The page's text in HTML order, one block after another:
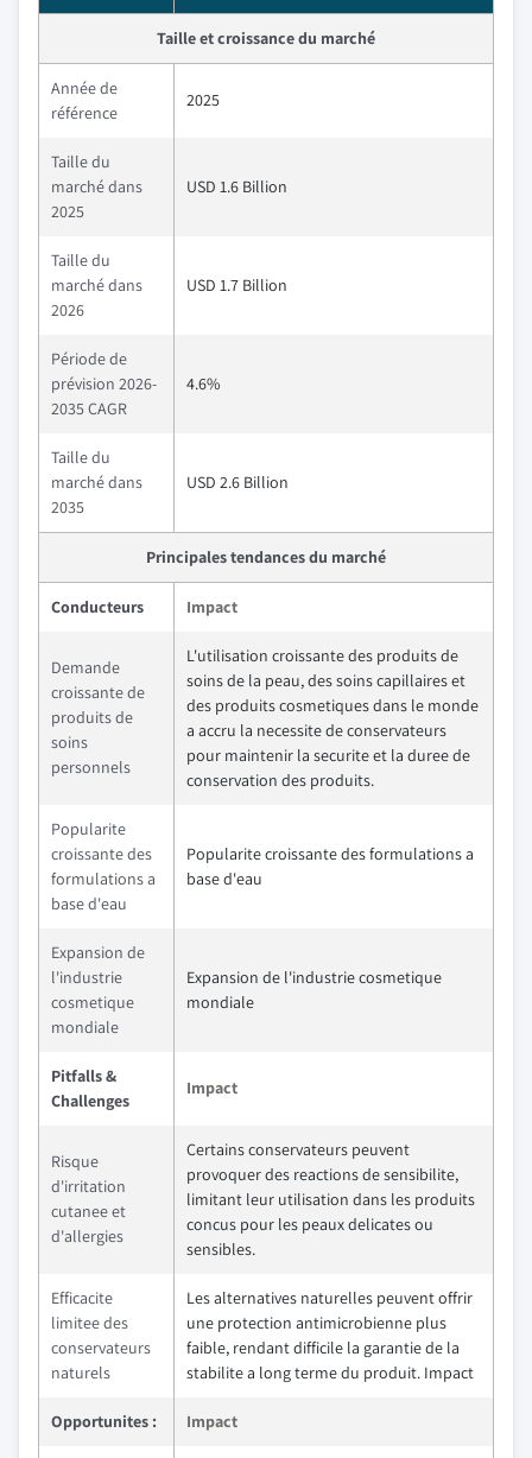
Taille et croissance du marché
Année de
référence
2025
Taille du
marché dans
2025
USD 1.6 Billion
Taille du
marché dans
2026
USD 1.7 Billion
Période de
prévision 2026-
2035 CAGR
4.6%
Taille du
marché dans
2035
USD 2.6 Billion
Principales tendances du marché
Conducteurs Impact
Demande
croissante de
produits de
soins
personnels
L'utilisation croissante des produits de
soins de la peau, des soins capillaires et
des produits cosmetiques dans le monde
a accru la necessite de conservateurs
pour maintenir la securite et la duree de
conservation des produits.
Popularite
croissante des
formulations a
base d'eau
Popularite croissante des formulations a
base d'eau
Expansion de
l'industrie
cosmetique
mondiale
Expansion de l'industrie cosmetique
mondiale
Pitfalls &
Challenges
Impact
Risque
d'irritation
cutanee et
d'allergies
Certains conservateurs peuvent
provoquer des reactions de sensibilite,
limitant leur utilisation dans les produits
concus pour les peaux delicates ou
sensibles.
Efficacite
limitee des
conservateurs
naturels
Les alternatives naturelles peuvent offrir
une protection antimicrobienne plus
faible, rendant difficile la garantie de la
stabilite a long terme du produit. Impact
Opportunites : Impact